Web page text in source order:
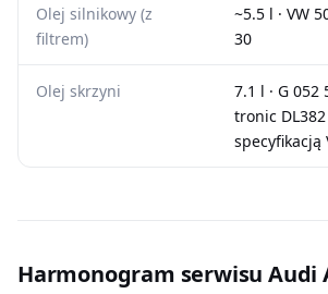
Olej silnikowy (z
filtrem)
~5.5 l · VW
30
Olej skrzyni
7.1 l · G 052
tronic
specyfikacją
Harmonogram serwisu Audi